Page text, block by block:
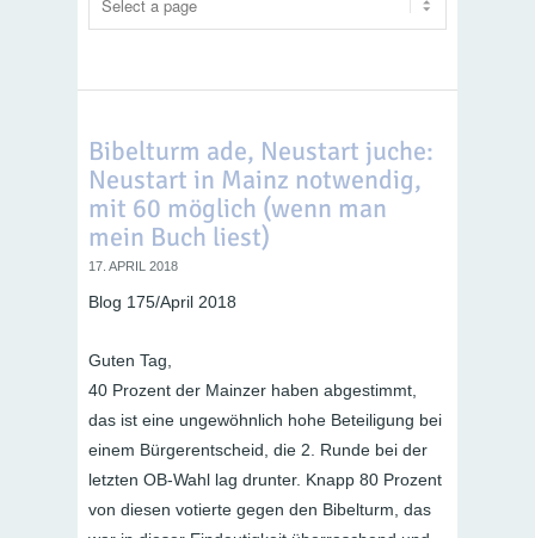
Bibelturm ade, Neustart juche:
Neustart in Mainz notwendig,
mit 60 möglich (wenn man
mein Buch liest)
17. APRIL 2018
Blog 175/April 2018
Guten Tag,
40 Prozent der Mainzer haben abgestimmt,
das ist eine ungewöhnlich hohe Beteiligung bei
einem Bürgerentscheid, die 2. Runde bei der
letzten OB-Wahl lag drunter. Knapp 80 Prozent
von diesen votierte gegen den Bibelturm, das